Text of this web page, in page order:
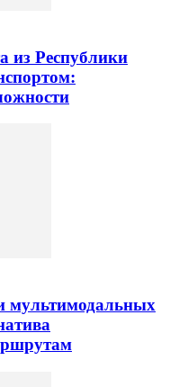
из Республики
мультимодальных